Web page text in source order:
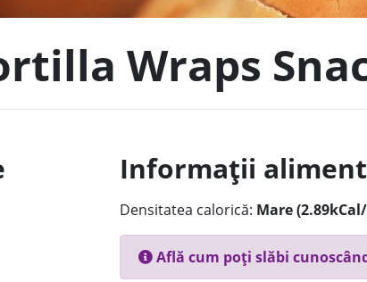
Wraps
Informații aliment
Densitatea calorică: Mare
Află cum poți slăbi